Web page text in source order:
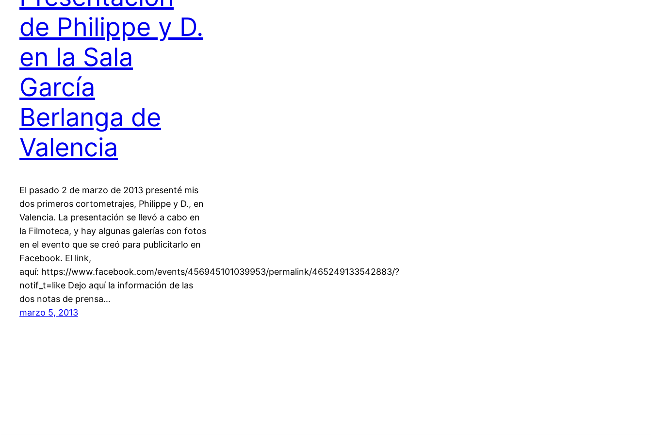
de Philippe y D.
en la Sala
García
Berlanga de
Valencia
El pasado 2 de marzo de 2013 presenté mis
dos primeros cortometrajes, Philippe y D., en
Valencia. La presentación se llevó a cabo en
la Filmoteca, y hay algunas galerías con fotos
en el evento que se creó para publicitarlo en
Facebook. El link,
aquí: https://www.facebook.com/events/456945101039953/permalink/465249133542883/?
notif_t=like Dejo aquí la información de las
dos notas de prensa…
marzo 5, 2013